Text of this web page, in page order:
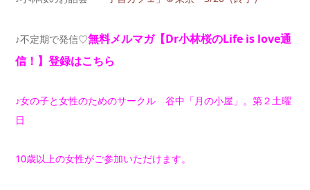
♪不定期で発信♡無料メルマガ【Dr小林桜のLife is love通
信！】登録はこちら
♪女の子と女性のためのサークル 谷中「月の小屋」。第２土曜
日
10歳以上の女性がご参加いただけます。